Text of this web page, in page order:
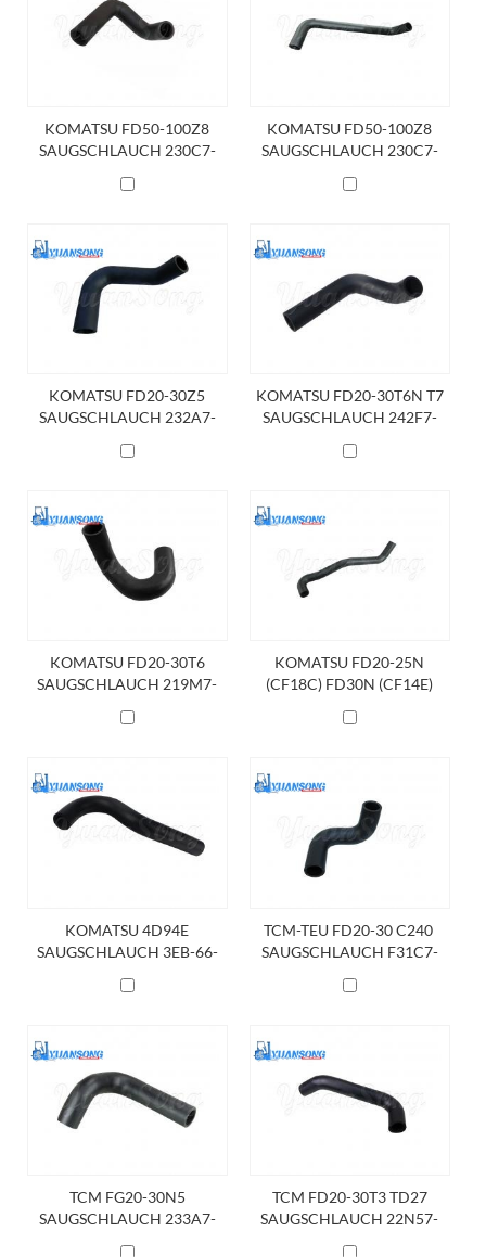
KOMATSU FD50-100Z8
SAUGSCHLAUCH 230C7-
KOMATSU FD50-100Z8
SAUGSCHLAUCH 230C7-
KOMATSU FD20-30Z5
SAUGSCHLAUCH 232A7-
KOMATSU FD20-30T6N T7
SAUGSCHLAUCH 242F7-
KOMATSU FD20-30T6
SAUGSCHLAUCH 219M7-
62011
KOMATSU FD20-25N
(CF18C) FD30N (CF14E)
SAUGSCHLAUCH 91E71-
10600
KOMATSU 4D94E
SAUGSCHLAUCH 3EB-66-
TCM-TEU FD20-30 C240 ​​
SAUGSCHLAUCH F31C7-
TCM FG20-30N5
SAUGSCHLAUCH 233A7-
TCM FD20-30T3 TD27
SAUGSCHLAUCH 22N57-